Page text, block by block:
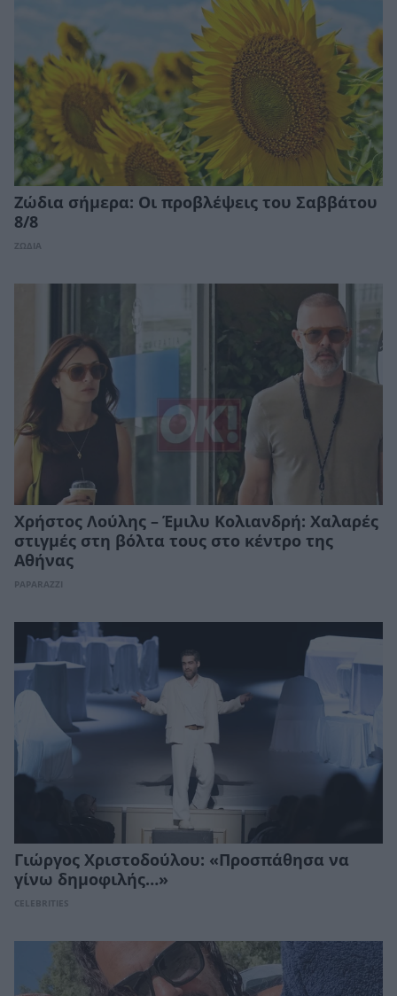
Ζώδια σήμερα: Οι προβλέψεις του Σαββάτου
8/8
ΖΩΔΙΑ
Χρήστος Λούλης – Έμιλυ Κολιανδρή: Χαλαρές
στιγμές στη βόλτα τους στο κέντρο της
Αθήνας
PAPARAZZI
Γιώργος Χριστοδούλου: «Προσπάθησα να
γίνω δημοφιλής…»
CELEBRITIES